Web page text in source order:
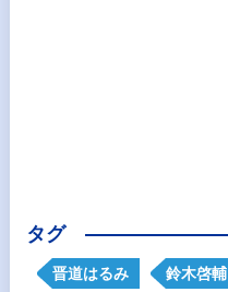
タグ
晋道はるみ 鈴木啓輔